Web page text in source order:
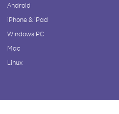
Android
iPhone & iPad
Windows PC
Mac
Linux